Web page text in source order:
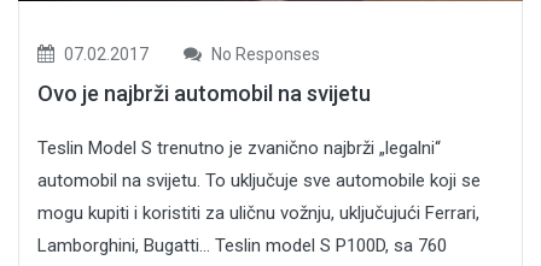
07.02.2017 No Responses
Ovo je najbrži automobil na svijetu
Teslin Model S trenutno je zvanično najbrži „legalni“
automobil na svijetu. To uključuje sve automobile koji se
mogu kupiti i koristiti za uličnu vožnju, uključujući Ferrari,
Lamborghini, Bugatti… Teslin model S P100D, sa 760